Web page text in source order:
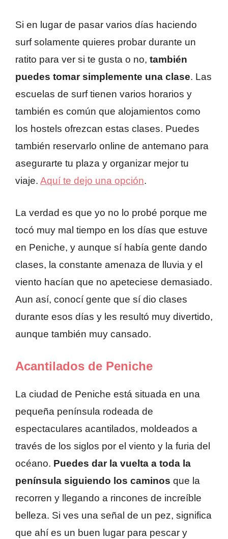
Si en lugar de pasar varios días haciendo
surf solamente quieres probar durante un
ratito para ver si te gusta o no, también
puedes tomar simplemente una clase. Las
escuelas de surf tienen varios horarios y
también es común que alojamientos como
los hostels ofrezcan estas clases. Puedes
también reservarlo online de antemano para
asegurarte tu plaza y organizar mejor tu
viaje. Aquí te dejo una opción.
La verdad es que yo no lo probé porque me
tocó muy mal tiempo en los días que estuve
en Peniche, y aunque sí había gente dando
clases, la constante amenaza de lluvia y el
viento hacían que no apeteciese demasiado.
Aun así, conocí gente que sí dio clases
durante esos días y les resultó muy divertido,
aunque también muy cansado.
Acantilados de Peniche
La ciudad de Peniche está situada en una
pequeña península rodeada de
espectaculares acantilados, moldeados a
través de los siglos por el viento y la furia del
océano. Puedes dar la vuelta a toda la
península siguiendo los caminos que la
recorren y llegando a rincones de increíble
belleza. Si ves una señal de un pez, significa
que ahí es un buen lugar para pescar y